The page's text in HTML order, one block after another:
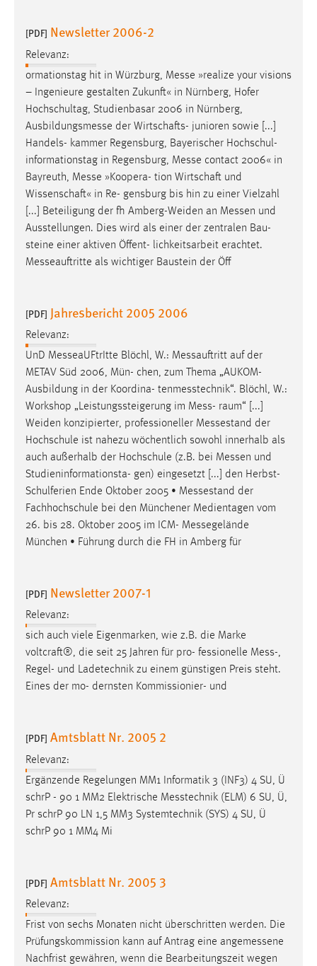
[PDF] Newsletter 2006-2
Relevanz:
ormationstag hit in Würzburg, Messe »realize your visions
– Ingenieure gestalten Zukunft« in Nürnberg, Hofer
Hochschultag, Studienbasar 2006 in Nürnberg,
Ausbildungsmesse der Wirtschafts- junioren sowie [...]
Handels- kammer Regensburg, Bayerischer Hochschul-
informationstag in Regensburg, Messe contact 2006« in
Bayreuth, Messe »Koopera- tion Wirtschaft und
Wissenschaft« in Re- gensburg bis hin zu einer Vielzahl
[...] Beteiligung der fh Amberg-Weiden an Messen und
Ausstellungen. Dies wird als einer der zentralen Bau-
steine einer aktiven Öffent- lichkeitsarbeit erachtet.
Messeauftritte als wichtiger Baustein der Öff
[PDF] Jahresbericht 2005 2006
Relevanz:
UnD MesseaUFtrItte Blöchl, W.: Messauftritt auf der
METAV Süd 2006, Mün- chen, zum Thema „AUKOM-
Ausbildung in der Koordina- tenmesstechnik“. Blöchl, W.:
Workshop „Leistungssteigerung im Mess- raum“ [...]
Weiden konzipierter, professioneller Messestand der
Hochschule ist nahezu wöchentlich sowohl innerhalb als
auch außerhalb der Hochschule (z.B. bei Messen und
Studieninformationsta- gen) eingesetzt [...] den Herbst-
Schulferien Ende Oktober 2005 • Messestand der
Fachhochschule bei den Münchener Medientagen vom
26. bis 28. Oktober 2005 im ICM- Messegelände
München • Führung durch die FH in Amberg für
[PDF] Newsletter 2007-1
Relevanz:
sich auch viele Eigenmarken, wie z.B. die Marke
voltcraft®, die seit 25 Jahren für pro- fessionelle Mess-,
Regel- und Ladetechnik zu einem günstigen Preis steht.
Eines der mo- dernsten Kommissionier- und
[PDF] Amtsblatt Nr. 2005 2
Relevanz:
Ergänzende Regelungen MM1 Informatik 3 (INF3) 4 SU, Ü
schrP - 90 1 MM2 Elektrische Messtechnik (ELM) 6 SU, Ü,
Pr schrP 90 LN 1,5 MM3 Systemtechnik (SYS) 4 SU, Ü
schrP 90 1 MM4 Mi
[PDF] Amtsblatt Nr. 2005 3
Relevanz:
Frist von sechs Monaten nicht überschritten werden. Die
Prüfungskommission kann auf Antrag eine angemessene
Nachfrist gewähren, wenn die Bearbeitungszeit wegen
Um Inhalte von Videoplattformen und Social Media
externen Medien Cookies gesetzt.
YouTube
Vimeo